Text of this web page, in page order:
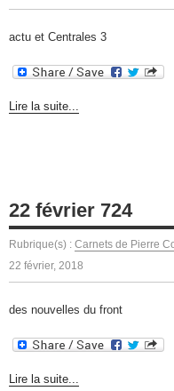
actu et Centrales 3
Lire la suite...
22 février 724
Rubrique(s) : Carnets de Pierre
22 février, 2018
des nouvelles du front
Lire la suite...